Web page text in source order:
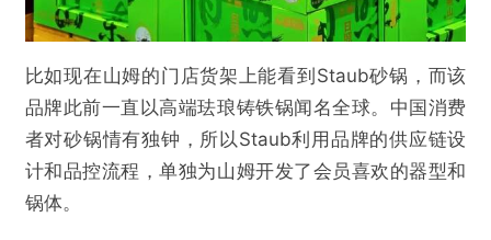
比如现在山姆的门店货架上能看到Staub砂锅，而该
品牌此前一直以高端珐琅铸铁锅闻名全球。中国消费
者对砂锅情有独钟，所以Staub利用品牌的供应链设
计和品控流程，单独为山姆开发了会员喜欢的器型和
锅体。